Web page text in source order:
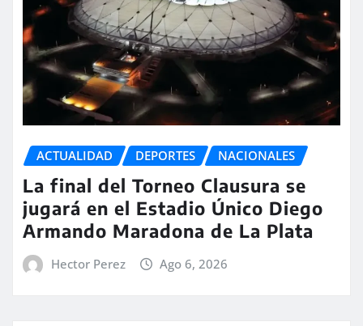
ACTUALIDAD DEPORTES NACIONALES
La final del Torneo Clausura se
jugará en el Estadio Único Diego
Armando Maradona de La Plata
Hector Perez Ago 6, 2026